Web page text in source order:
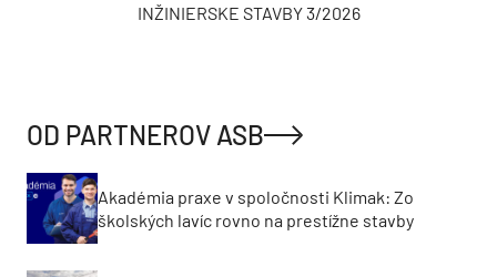
INŽINIERSKE STAVBY 3/2026
OD PARTNEROV ASB
Akadémia praxe v spoločnosti Klimak: Zo
školských lavíc rovno na prestížne stavby